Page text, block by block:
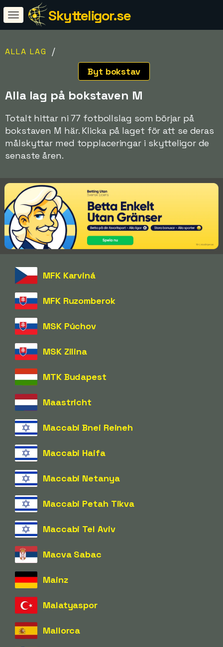
Skytteligor.se
ALLA LAG
/
Byt bokstav
Alla lag på bokstaven M
Totalt hittar ni 77 fotbollslag som börjar på
bokstaven M här. Klicka på laget för att se deras
målskyttar med topplaceringar i skytteligor de
senaste åren.
MFK Karviná
MFK Ruzomberok
MSK Púchov
MSK Zilina
MTK Budapest
Maastricht
Maccabi Bnei Reineh
Maccabi Haifa
Maccabi Netanya
Maccabi Petah Tikva
Maccabi Tel Aviv
Macva Sabac
Mainz
Malatyaspor
Mallorca